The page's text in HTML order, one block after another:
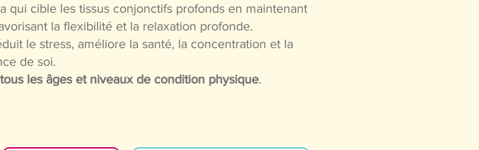
qui cible les tissus conjonctifs profonds en maintenant
la flexibilité et la relaxation profonde.
le stress, améliore la santé, la concentration et la
de soi.
les âges et niveaux de condition physique.